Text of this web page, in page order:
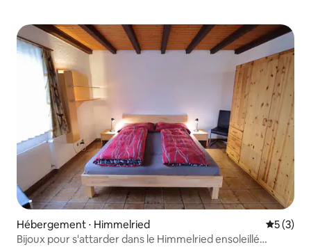
Hébergement ⋅ Himmelried
5 (3)
Bijoux pour s'attarder dans le Himmelried ensoleillé